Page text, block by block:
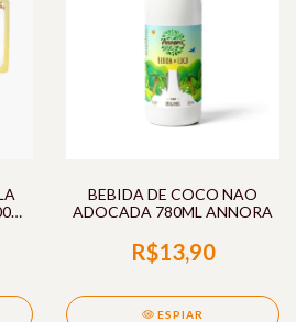
BEBIDA DE COCO NAO
ADOCADA 780ML ANNORA
R$13,90
ESPIAR